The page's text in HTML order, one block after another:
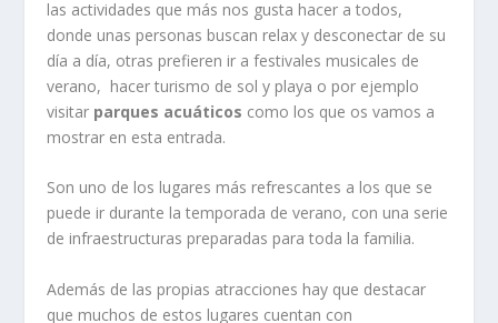
las actividades que más nos gusta hacer a todos,
donde unas personas buscan relax y desconectar de su
día a día, otras prefieren ir a festivales musicales de
verano, hacer turismo de sol y playa o por ejemplo
visitar parques acuáticos como los que os vamos a
mostrar en esta entrada.
Son uno de los lugares más refrescantes a los que se
puede ir durante la temporada de verano, con una serie
de infraestructuras preparadas para toda la familia.
Además de las propias atracciones hay que destacar
que muchos de estos lugares cuentan con